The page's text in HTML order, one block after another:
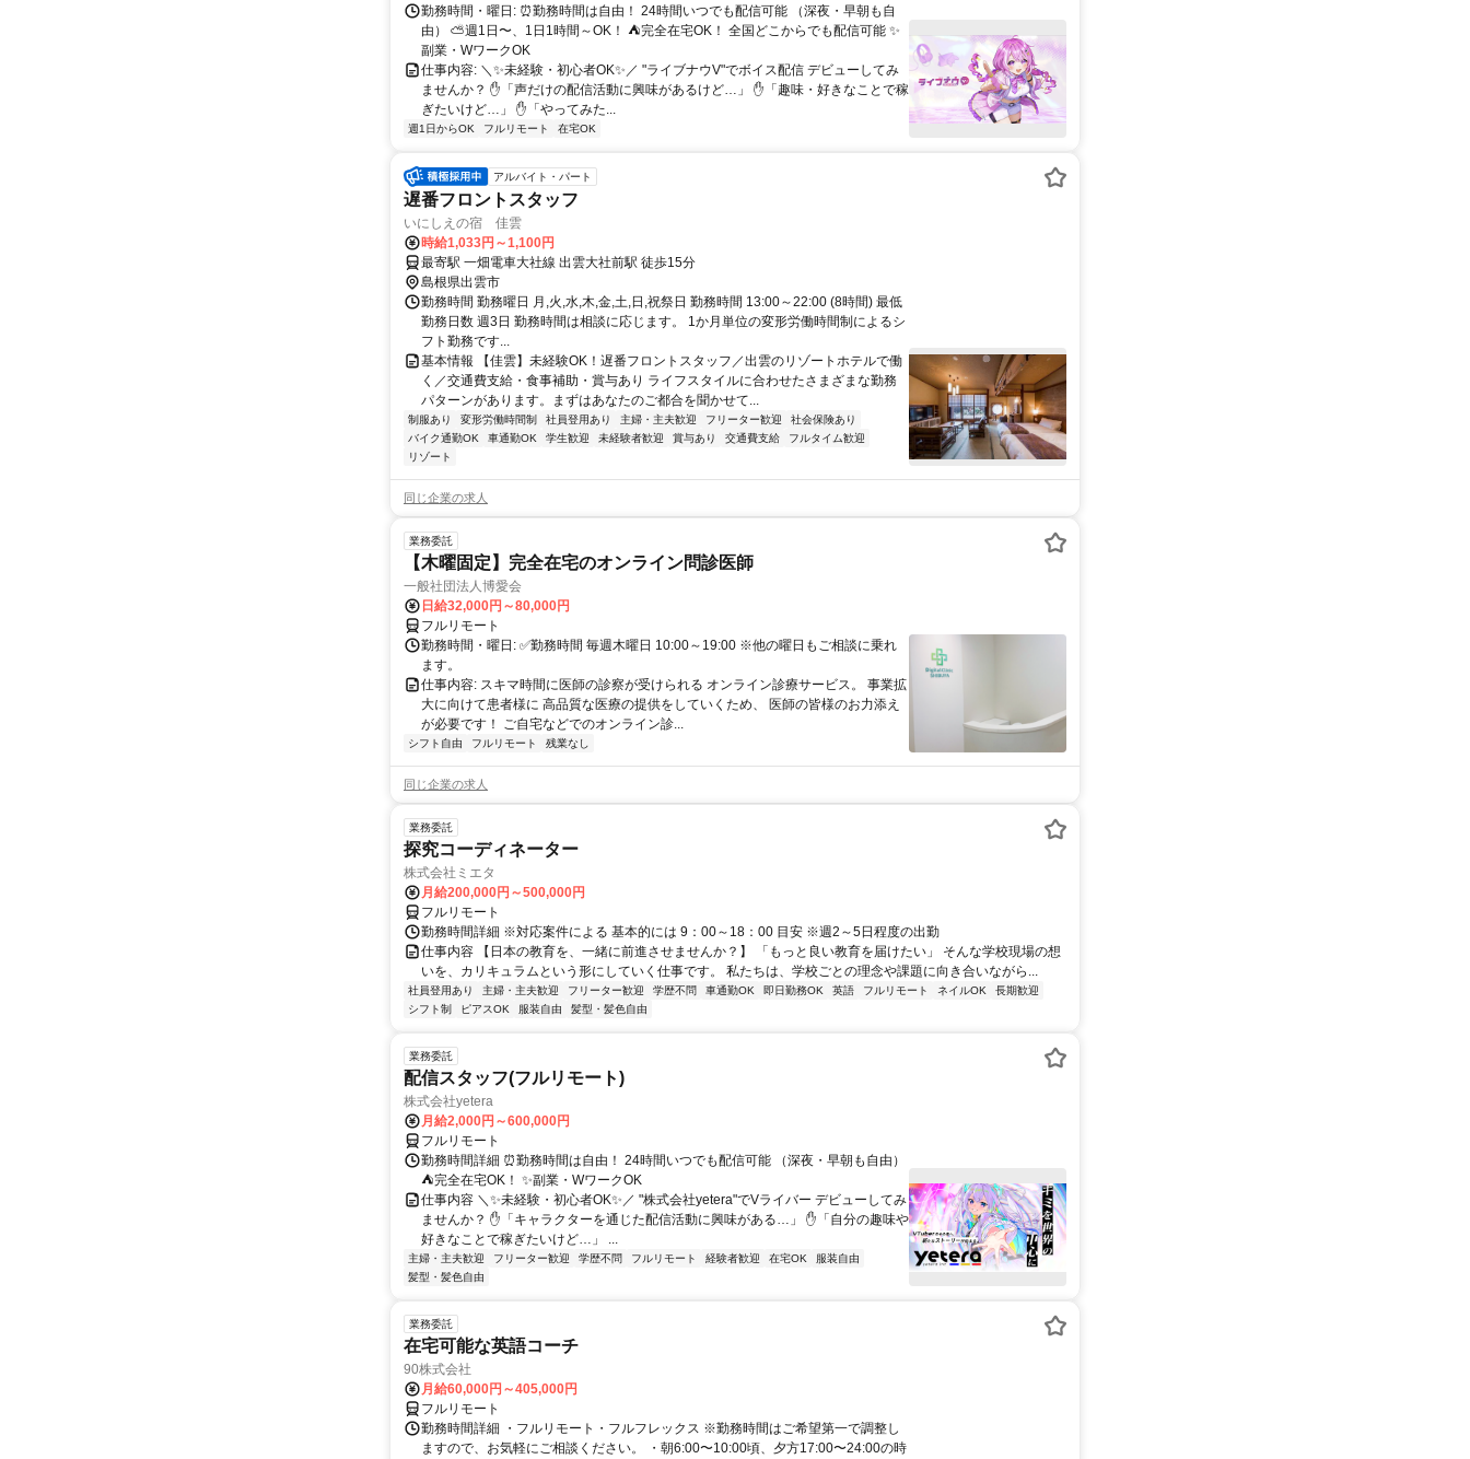
勤務時間・曜日: ⏰勤務時間は自由！ 24時間いつでも配信可能 （深夜・早朝も自
由） ⛅週1日〜、1日1時間～OK！ ⛺完全在宅OK！ 全国どこからでも配信可能 ✨
副業・WワークOK
仕事内容: ＼✨未経験・初心者OK✨／ "ライブナウV"でボイス配信 デビューしてみ
ませんか？ ✋「声だけの配信活動に興味があるけど…」 ✋「趣味・好きなことで稼
ぎたいけど…」 ✋「やってみた...
週1日からOK フルリモート 在宅OK
アルバイト・パート
遅番フロントスタッフ
いにしえの宿 佳雲
時給1,033円～1,100円
最寄駅 一畑電車大社線 出雲大社前駅 徒歩15分
島根県出雲市
勤務時間 勤務曜日 月,火,水,木,金,土,日,祝祭日 勤務時間 13:00～22:00 (8時間) 最低
勤務日数 週3日 勤務時間は相談に応じます。 1か月単位の変形労働時間制によるシ
フト勤務です...
基本情報 【佳雲】未経験OK！遅番フロントスタッフ／出雲のリゾートホテルで働
く／交通費支給・食事補助・賞与あり ライフスタイルに合わせたさまざまな勤務
パターンがあります。まずはあなたのご都合を聞かせて...
制服あり 変形労働時間制 社員登用あり 主婦・主夫歓迎 フリーター歓迎
社会保険あり
バイク通勤OK
車通勤OK 学生歓迎 未経験者歓迎 賞与あり 交通費支給
フルタイム歓迎
リゾート
同じ企業の求人
業務委託
【木曜固定】完全在宅のオンライン問診医師
一般社団法人博愛会
日給32,000円～80,000円
フルリモート
勤務時間・曜日: ✅勤務時間 毎週木曜日 10:00～19:00 ※他の曜日もご相談に乗れ
ます。
仕事内容: スキマ時間に医師の診察が受けられる オンライン診療サービス。 事業拡
大に向けて患者様に 高品質な医療の提供をしていくため、 医師の皆様のお力添え
が必要です！ ご自宅などでのオンライン診...
シフト自由 フルリモート 残業なし
同じ企業の求人
業務委託
探究コーディネーター
株式会社ミエタ
月給200,000円～500,000円
フルリモート
勤務時間詳細 ※対応案件による 基本的には 9：00～18：00 目安 ※週2～5日程度の出勤
仕事内容 【日本の教育を、一緒に前進させませんか？】 「もっと良い教育を届けたい」 そんな学校現場の想
いを、カリキュラムという形にしていく仕事です。 私たちは、学校ごとの理念や課題に向き合いながら...
社員登用あり 主婦・主夫歓迎 フリーター歓迎 学歴不問 車通勤OK 即日勤務OK 英語 フルリモート ネイルOK
長期歓迎
シフト制
ピアスOK 服装自由 髪型・髪色自由
業務委託
配信スタッフ(フルリモート)
株式会社yetera
月給2,000円～600,000円
フルリモート
勤務時間詳細 ⏰勤務時間は自由！ 24時間いつでも配信可能 （深夜・早朝も自由）
⛺完全在宅OK！ ✨副業・WワークOK
仕事内容 ＼✨未経験・初心者OK✨／ "株式会社yetera"でVライバー デビューしてみ
ませんか？ ✋「キャラクターを通じた配信活動に興味がある…」 ✋「自分の趣味や
好きなことで稼ぎたいけど…」 ...
主婦・主夫歓迎 フリーター歓迎 学歴不問 フルリモート 経験者歓迎 在宅OK
服装自由
髪型・髪色自由
業務委託
在宅可能な英語コーチ
90株式会社
月給60,000円～405,000円
フルリモート
勤務時間詳細 ・フルリモート・フルフレックス ※勤務時間はご希望第一で調整し
ますので、お気軽にご相談ください。 ・朝6:00〜10:00頃、夕方17:00〜24:00の時